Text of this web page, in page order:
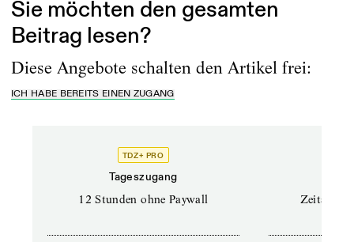
Sie möchten den gesamten
Beitrag lesen?
Diese Angebote schalten den Artikel frei:
ICH HABE BEREITS EINEN ZUGANG
TDZ+ PRO
Tageszugang
12 Stunden ohne Paywall